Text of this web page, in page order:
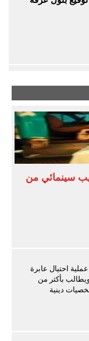
سينمائي من
احتيال عابرة
بأكثر من
دينية